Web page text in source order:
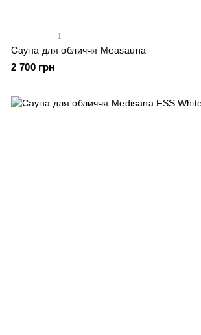
1
Сауна для обличчя Measauna
2 700 грн